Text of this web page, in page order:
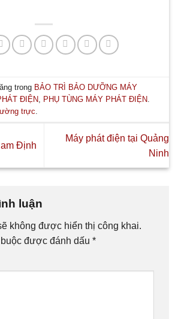
trong BẢO TRÌ BẢO DƯỠNG MÁY
ĐIỆN PHỤ TÙNG MÁY PHÁT ĐIỆN
trực
Định
Máy phát điện tại Quảng
Ninh
luận
không được hiển thị công khai.
được đánh dấu *